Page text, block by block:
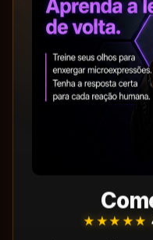
★★★★★